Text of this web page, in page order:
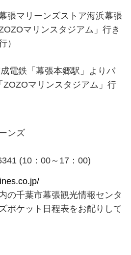
張マリーンズストア海浜幕張
マリンスタジアム」行き
）
電鉄「幕張本郷駅」よりバ
ZOZOマリンスタジアム」行
ンズ
(10：00～17：00)
の千葉市幕張観光情報センタ
ポケット日程表をお配りして